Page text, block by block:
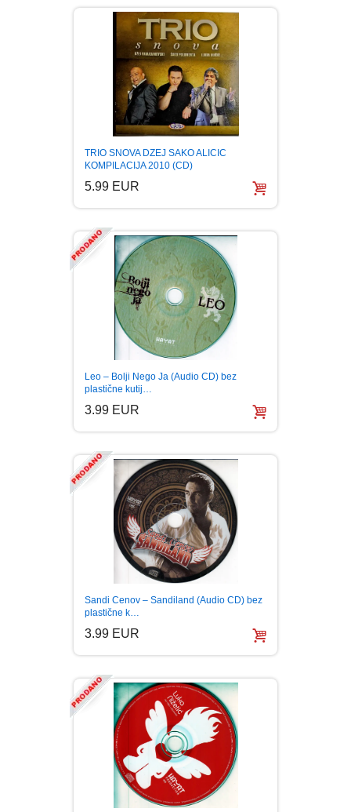
EDUKATIVNI
EROTSKI
ESEJISTIKA
FANTASTIKA
INTERNET I RAČUNARI
ISTORIJSKI
KLASICI
KOMEDIJA
KRIMINALISTIČKI
KUVARI
LJUBAVNI
MITOLOGIJA
MUZIKA
NAUČNA FANTASTIKA
NAUKA
POEZIJA
POPULARNA PSIHOLOGIJA
TRIO SNOVA DZEJ SAKO ALICIC
KOMPILACIJA 2010 (CD)
5.99 EUR
Leo – Bolji Nego Ja (Audio CD) bez
plastične kutij…
3.99 EUR
Sandi Cenov – Sandiland (Audio CD) bez
plastične k…
3.99 EUR